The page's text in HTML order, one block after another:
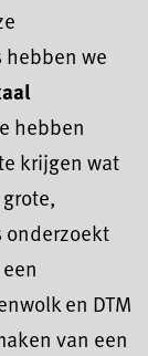
we
hebben
krijgen wat
en DTM
van een